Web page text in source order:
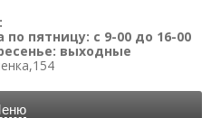
пятницу: с 9-00 до 16-00
выходные